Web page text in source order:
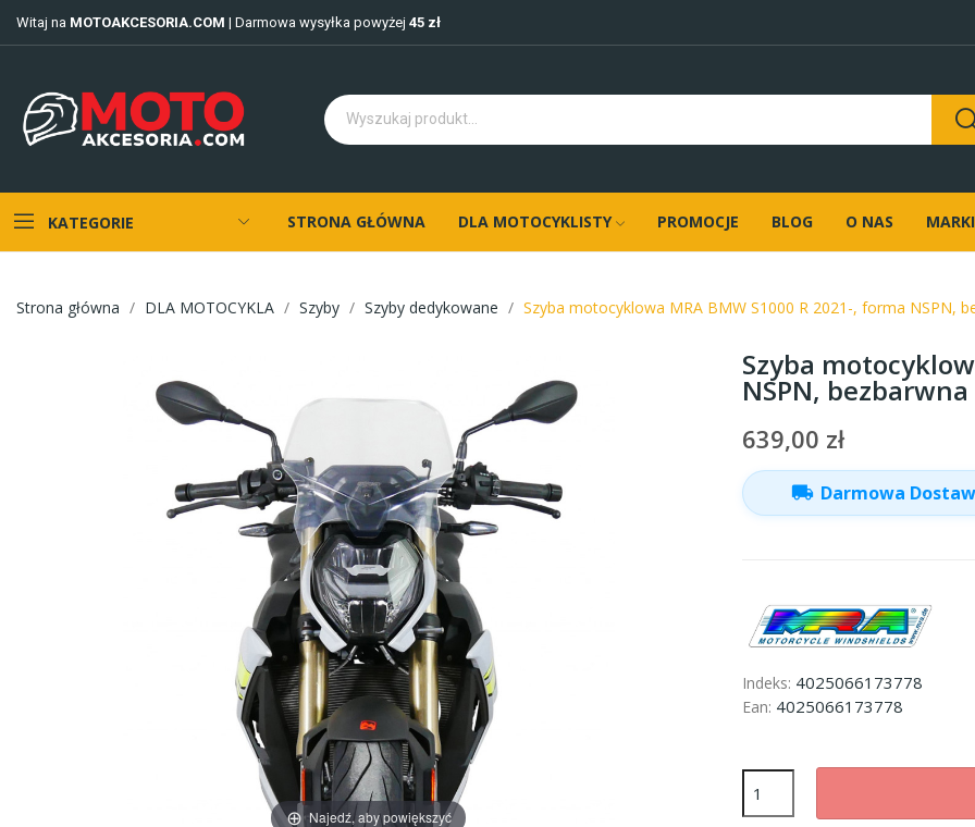
Witaj na MOTOAKCESORIA.COM | Darmowa wysyłka powyżej 45 zł
KATEGORIE STRONA GŁÓWNA DLA MOTOCYKLISTY PROMOCJE BLOG O NAS MARKI
Strona główna DLA MOTOCYKLA Szyby Szyby dedykowane Szyba motocyklowa MRA BMW S1000 R 2021-, forma NSPN,
Najedź, aby powiększyć
Szyba
NSPN, bezbarwna
639,00 zł
local_shipping Darmowa
Indeks: 4025066173778
Ean: 4025066173778